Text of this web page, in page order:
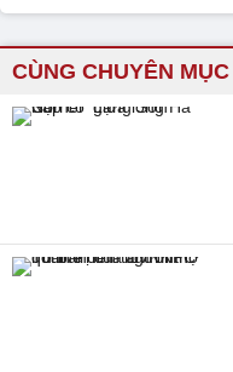
CÙNG CHUYÊN MỤC